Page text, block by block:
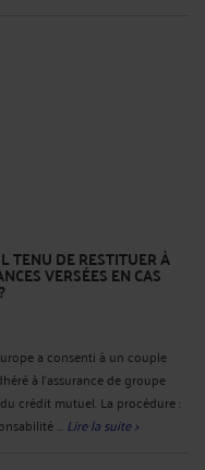
TENU DE RESTITUER À
VERSÉES EN CAS
a consenti à un couple
à l’assurance de groupe
crédit mutuel. La procédure :
... Lire la suite >